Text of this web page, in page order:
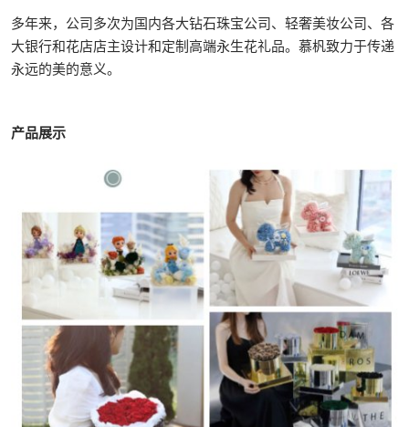
多年来，公司多次为国内各大钻石珠宝公司、轻奢美妆公司、各
大银行和花店店主设计和定制高端永生花礼品。慕杋致力于传递
永远的美的意义。
产品展示